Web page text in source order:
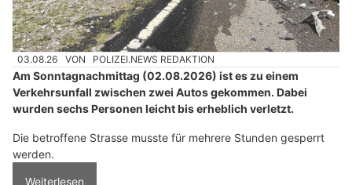
03.08.26 VON POLIZEI.NEWS REDAKTION
Am Sonntagnachmittag (02.08.2026) ist es zu einem
Verkehrsunfall zwischen zwei Autos gekommen. Dabei
wurden sechs Personen leicht bis erheblich verletzt.
Die betroffene Strasse musste für mehrere Stunden gesperrt
werden.
Weiterlesen